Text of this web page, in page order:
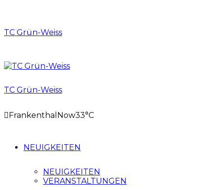
TC Grün-Weiss
TC Grün-Weiss
Frankenthal Now33°C
NEUIGKEITEN
NEUIGKEITEN
VERANSTALTUNGEN